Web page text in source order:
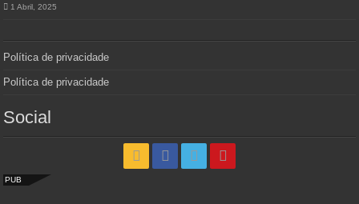
1 Abril, 2025
Política de privacidade
Política de privacidade
Social
PUB